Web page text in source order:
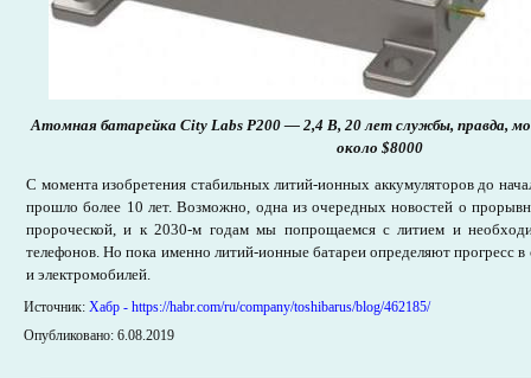
Атомная батарейка City Labs P200 — 2,4 В, 20 лет службы, правда,
около $8000
С момента изобретения стабильных литий-ионных аккумуляторов до
прошло более 10 лет. Возможно, одна из очередных новостей о
пророческой, и к 2030-м годам мы попрощаемся с литием и
телефонов. Но пока именно литий-ионные батареи определяют прогресс
и электромобилей.
Источник: Хабр - https://habr.com/ru/company/toshibarus/blog/462185/
Опубликовано: 6.08.2019